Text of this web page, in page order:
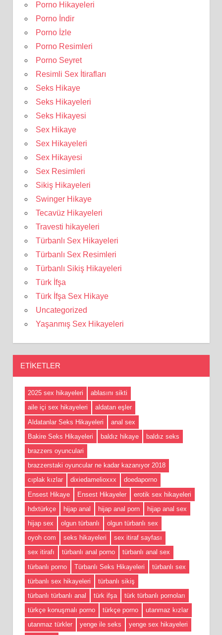
Porno Hikayeleri
Porno İndir
Porno İzle
Porno Resimleri
Porno Seyret
Resimli Sex İtirafları
Seks Hikaye
Seks Hikayeleri
Seks Hikayesi
Sex Hikaye
Sex Hikayeleri
Sex Hikayesi
Sex Resimleri
Sikiş Hikayeleri
Swinger Hikaye
Tecavüz Hikayeleri
Travesti hikayeleri
Türbanlı Sex Hikayeleri
Türbanlı Sex Resimleri
Türbanlı Sikiş Hikayeleri
Türk İfşa
Türk İfşa Sex Hikaye
Uncategorized
Yaşanmış Sex Hikayeleri
ETIKETLER
2025 sex hikayeleri
ablasını sikti
aile içi sex hikayeleri
aldatan eşler
Aldatanlar Seks Hikayeleri
anal sex
Bakire Seks Hikayeleri
baldız hikaye
baldız seks
brazzers oyunculari
brazzerstaki oyuncular ne kadar kazanıyor 2018
cıplak kızlar
dixiedamelioxxx
doedaporno
Ensest Hikaye
Ensest Hikayeler
erotik sex hikayeleri
hdxtürkçe
hijap anal hijap anal porn
hijap anal sex
hijap sex
olgun türbanlı
olgun türbanlı sex
oyoh com
seks hikayeleri
sex itiraf sayfası
sex itirafı
türbanlı anal porno
türbanlı anal sex
türbanlı porno
Türbanlı Seks Hikayeleri
türbanlı sex
türbanlı sex hikayeleri
türbanlı sikiş
türbanlı türbanlı anal
türk ifşa
türk türbanlı pornoları
türkçe konuşmalı porno
türkçe porno
utanmaz kızlar
utanmaz türkler
yenge ile seks yenge sex hikayeleri